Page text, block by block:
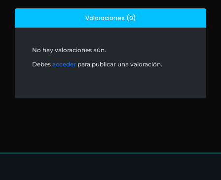
Valoraciones (0)
No hay valoraciones aún.
Debes acceder para publicar una valoración.